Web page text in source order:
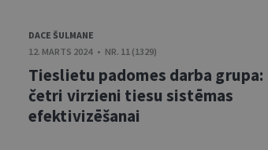
DACE ŠULMANE
12. MARTS 2024 • NR. 11 (1329)
Tieslietu padomes darba grupa:
četri virzieni tiesu sistēmas
efektivizēšanai